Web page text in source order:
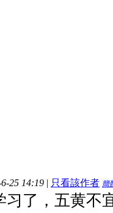
25 14:19 | 只看該作者 簡
习了，五黄不